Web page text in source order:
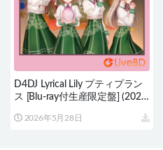
D4DJ Lyrical Lily プティプラン
ス [Blu-ray付生産限定盤] (2021)
2026年5月28日